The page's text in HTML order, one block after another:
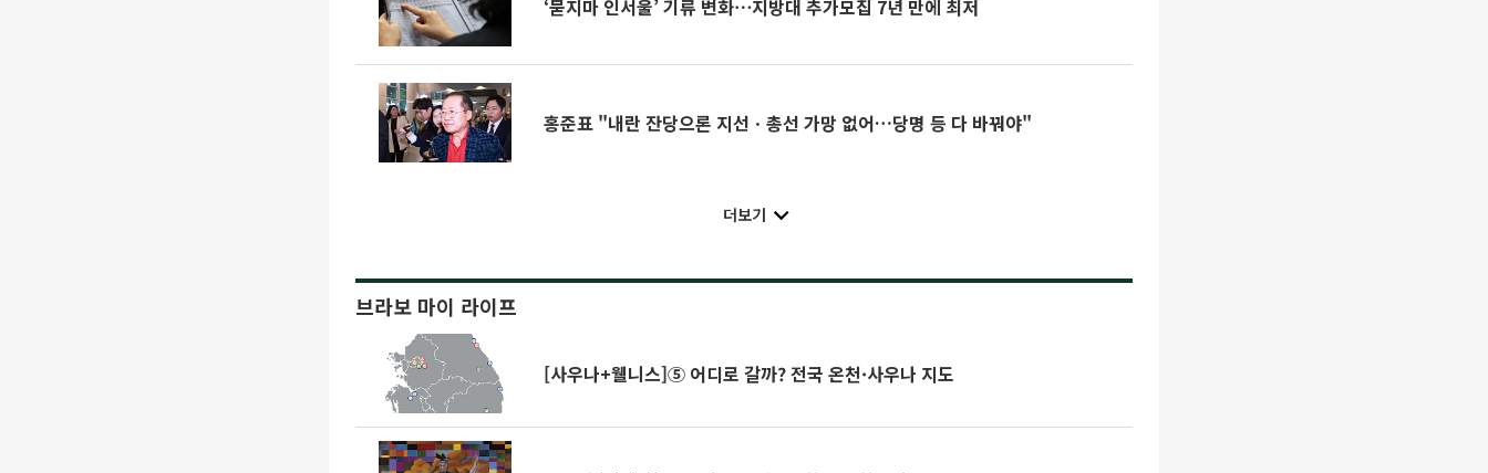
‘묻지마 인서울’ 기류 변화⋯지방대 추가모집 7년 만에 최저
홍준표 "내란 잔당으론 지선ㆍ총선 가망 없어…당명 등 다 바꿔야"
더보기
브라보 마이 라이프
[사우나+웰니스]⑤ 어디로 갈까? 전국 온천·사우나 지도